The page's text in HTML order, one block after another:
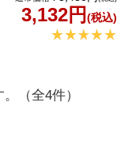
3,132円 (税込)
（全4件）